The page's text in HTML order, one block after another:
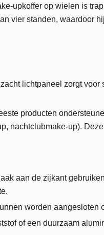
upkoffer op wielen is
vier standen, waardoor
lichtpaneel zorgt
producten
nachtclubmake-up).
aan de zijkant
worden aangesloten
of een duurzaam